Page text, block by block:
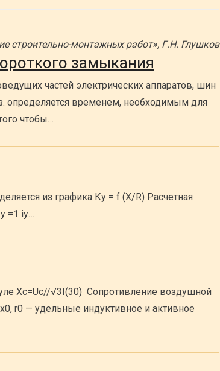
строительно-монтажных работ», Г.Н. Глушков
замыкания
частей электрических аппаратов, шин
определяется временем, необходимым для
чтобы…
из графика Ку = f (X/R) Расчетная
=1 iу…
Хc=Uc//√3I(30) Сопротивление воздушной
r0 — удельные индуктивное и активное